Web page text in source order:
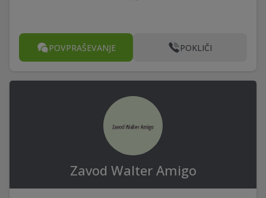
POVPRAŠEVANJE POKLIČI
Zavod Walter Amigo